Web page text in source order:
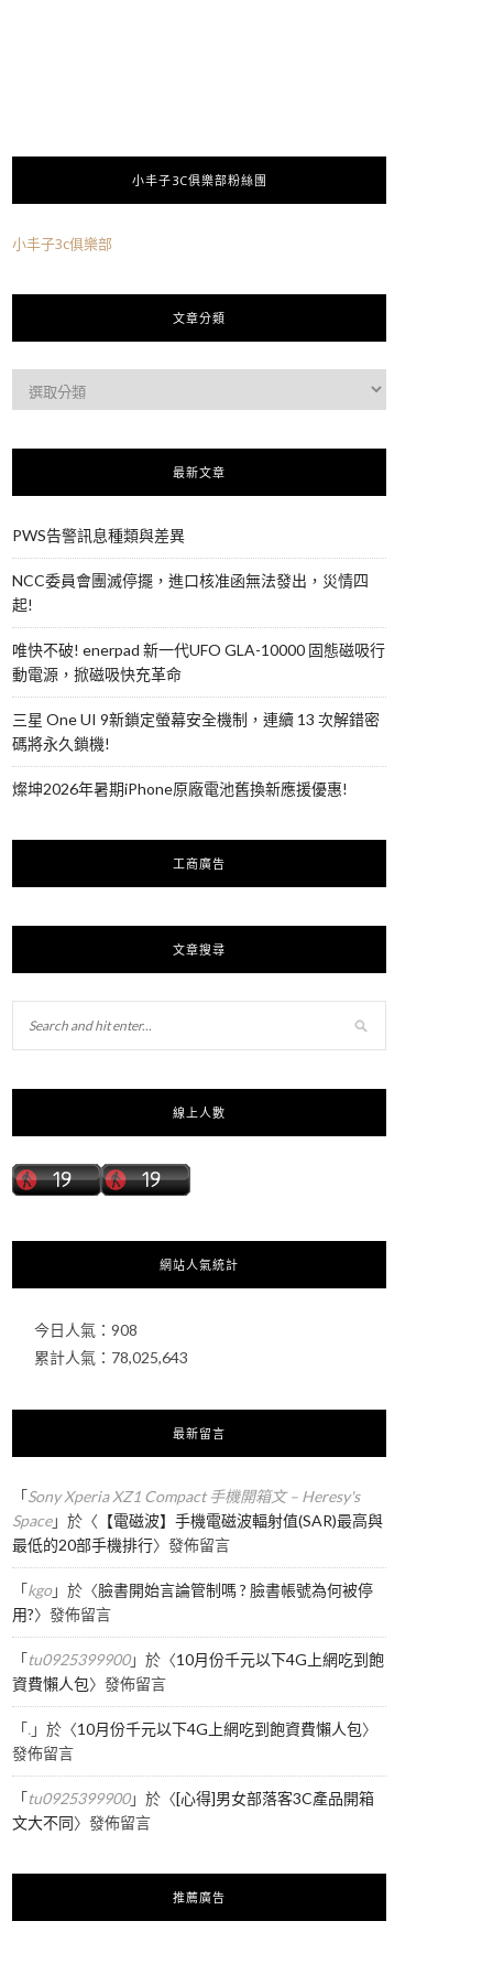
小丰子3C俱樂部粉絲團
小丰子3c俱樂部
文章分類
最新文章
PWS告警訊息種類與差異
NCC委員會團滅停擺，進口核准函無法發出，災情四
起!
唯快不破! enerpad 新一代UFO GLA-10000 固態磁吸行
動電源，掀磁吸快充革命
三星 One UI 9新鎖定螢幕安全機制，連續 13 次解錯密
碼將永久鎖機!
燦坤2026年暑期iPhone原廠電池舊換新應援優惠!
工商廣告
文章搜尋
線上人數
網站人氣統計
今日人氣： 908
累計人氣： 78,025,643
最新留言
「Sony Xperia XZ1 Compact 手機開箱文 – Heresy's
Space」於〈 【電磁波】手機電磁波輻射值(SAR)最高與
最低的20部手機排行〉發佈留言
「kgo」於〈臉書開始言論管制嗎 ? 臉書帳號為何被停
用?〉發佈留言
「tu0925399900」於〈10月份千元以下4G上網吃到飽
資費懶人包〉發佈留言
「.」於〈10月份千元以下4G上網吃到飽資費懶人包〉
發佈留言
「tu0925399900」於〈[心得]男女部落客3C產品開箱
文大不同〉發佈留言
推薦廣告